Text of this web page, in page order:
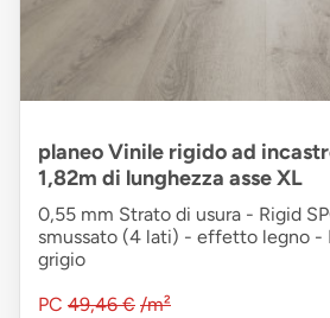
planeo Vinile rigido ad
1,82m di lunghezza asse XL
0,55 mm Strato di usura - Rigid
smussato (4 lati) - effetto legno -
grigio
PC 49,46 € /m²